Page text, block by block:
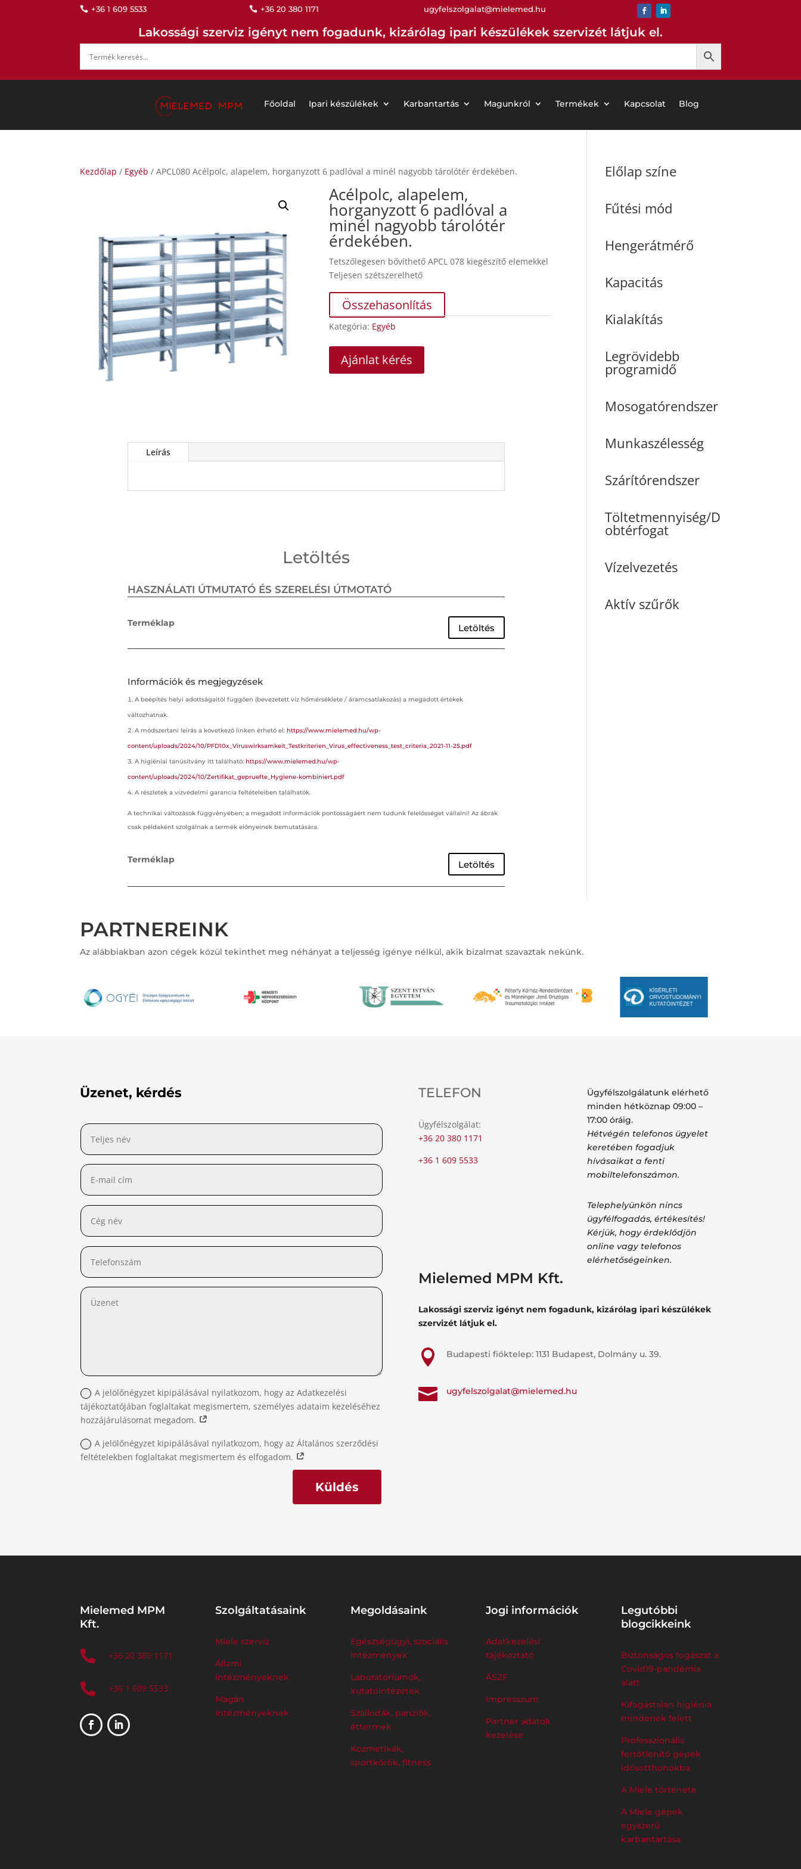
 +36 1 609 5533  +36 20 380 1171 ugyfelszolgalat@mielemed.hu
Lakossági szerviz igényt nem fogadunk, kizárólag ipari készülékek szervizét látjuk el.
Főoldal Ipari készülékek Karbantartás Magunkról Termékek Kapcsolat Blog
Kezdőlap / Egyéb / APCL080 Acélpolc, alapelem, horganyzott 6 padlóval a minél nagyobb tárolótér érdekében.
Acélpolc, alapelem,
horganyzott6 padlóval a
minél nagyobb tárolótér
érdekében.
Tetszőlegesen bővíthető APCL 078 kiegészítő elemekkel
Teljesen szétszerelhető
Összehasonlítás
Kategória: Egyéb
Ajánlat kérés
Leírás
Letöltés
HASZNÁLATI ÚTMUTATÓ ÉS SZERELÉSI ÚTMOTATÓ
Terméklap Letöltés
Információk és megjegyzések
A beépítés helyi adottságaitól függően (bevezetett víz hőmérséklete / áramcsatlakozás) a megadott értékek
változhatnak.
A módszertani leírás a következő linken érhető el: https://www.mielemed.hu/wp-
content/uploads/2024/10/PFD10x_Viruswirksamkeit_Testkriterien_Virus_effectiveness_test_criteria_2021-11-25.pdf
A higiéniai tanúsítvány itt található: https://www.mielemed.hu/wp-
content/uploads/2024/10/Zertifikat_gepruefte_Hygiene-kombiniert.pdf
A részletek a vízvédelmi garancia feltételeiben találhatók.
A technikai változások függvényében; a megadott információk pontosságáért nem tudunk felelősséget vállalni! Az ábrák
csak példaként szolgálnak a termék előnyeinek bemutatására.
Terméklap Letöltés
Előlap színe
Fűtési mód
Hengerátmérő
Kapacitás
Kialakítás
Legrövidebb
programidő
Mosogatórendszer
Munkaszélesség
Szárítórendszer
Töltetmennyiség/D
obtérfogat
Vízelvezetés
Aktív szűrők
PARTNEREINK
Az alábbiakban azon cégek közül tekinthet meg néhányat a teljesség igénye nélkül, akik bizalmat szavaztak nekünk.
Üzenet, kérdés
A jelölőnégyzet kipipálásával nyilatkozom, hogy az Adatkezelési
tájékoztatójában foglaltakat megismertem, személyes adataim kezeléséhez
hozzájárulásomat megadom.
A jelölőnégyzet kipipálásával nyilatkozom, hogy az Általános szerződési
feltételekben foglaltakat megismertem és elfogadom.
Küldés
TELEFON
Ügyfélszolgálat:
+36 20 380 1171
+36 1 609 5533
Ügyfélszolgálatunk elérhető
minden hétköznap 09:00 –
17:00 óráig.
Hétvégén telefonos ügyelet
keretében fogadjuk
hívásaikat a fenti
mobiltelefonszámon.
Telephelyünkön nincs
ügyfélfogadás, értékesítés!
Kérjük, hogy érdeklődjön
online vagy telefonos
elérhetőségeinken.
Mielemed MPM Kft.
Lakossági szerviz igényt nem fogadunk, kizárólag ipari készülékek
szervizét látjuk el.
 Budapesti fióktelep: 1131 Budapest, Dolmány u. 39.
 ugyfelszolgalat@mielemed.hu
Mielemed MPM
Kft.
 +36 20 380 1171
 +36 1 609 5533
Szolgáltatásaink
Miele szerviz
Állami
intézményeknek
Magán
intézményeknek
Megoldásaink
Egészségügyi, szociális
intézmények
Laboratóriumok,
kutatóintézetek
Szállodák, panziók,
éttermek
Kozmetikák,
sportkörök, fitness
Jogi információk
Adatkezelési
tájékoztató
ÁSZF
Impresszum
Partner adatok
kezelése
Legutóbbi
blogcikkeink
Biztonságos fogászat a
Covid19-pandémia
alatt
Kifogástalan higiénia
mindenek felett
Professzionális
fertőtlenítő gépek
idősotthonokba
A Miele története
A Miele gépek
egyszerű
karbantartása